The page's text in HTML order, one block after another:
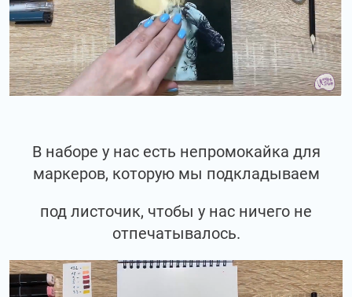
В наборе у нас есть непромокайка для
маркеров, которую мы подкладываем
под листочик, чтобы у нас ничего не
отпечатывалось.